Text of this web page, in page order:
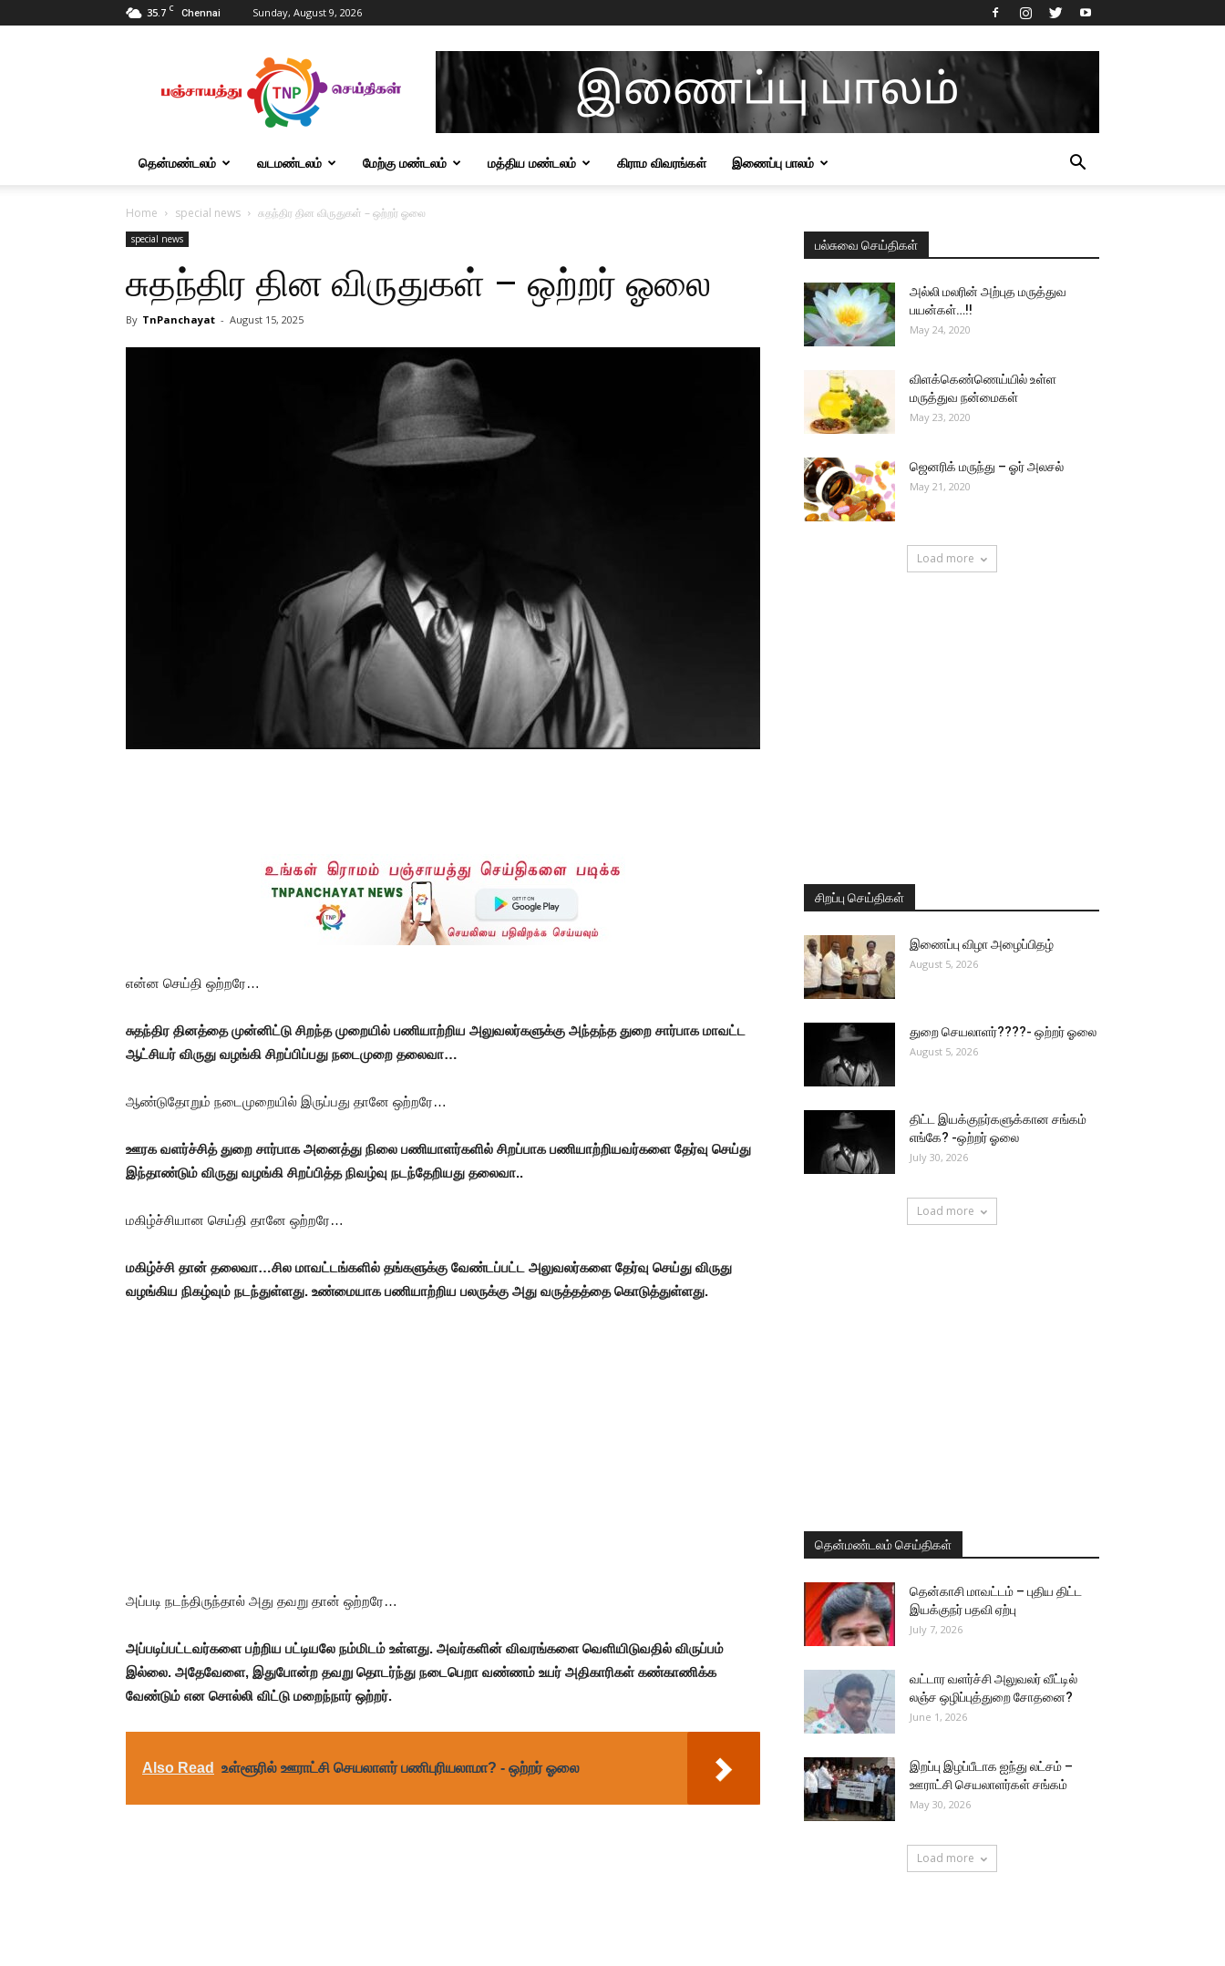
35.7 C Chennai Sunday, August 9, 2026
Tnpanchayat
தென்மண்டலம் வடமண்டலம் மேற்கு மண்டலம் மத்திய மண்டலம் கிராம விவரங்கள் இணைப்பு பாலம்
Home special news சுதந்திர தின விருதுகள் – ஒற்றர் ஓலை
special news
சுதந்திர தின விருதுகள் – ஒற்றர் ஓலை
By TnPanchayat - August 15, 2025
என்ன செய்தி ஒற்றரே…
சுதந்திர தினத்தை முன்னிட்டு சிறந்த முறையில் பணியாற்றிய அலுவலர்களுக்கு அந்தந்த துறை சார்பாக மாவட்ட
ஆட்சியர் விருது வழங்கி சிறப்பிப்பது நடைமுறை தலைவா…
ஆண்டுதோறும் நடைமுறையில் இருப்பது தானே ஒற்றரே…
ஊரக வளர்ச்சித் துறை சார்பாக அனைத்து நிலை பணியாளர்களில் சிறப்பாக பணியாற்றியவர்களை தேர்வு செய்து
இந்தாண்டும் விருது வழங்கி சிறப்பித்த நிவழ்வு நடந்தேறியது தலைவா..
மகிழ்ச்சியான செய்தி தானே ஒற்றரே…
மகிழ்ச்சி தான் தலைவா…சில மாவட்டங்களில் தங்களுக்கு வேண்டப்பட்ட அலுவலர்களை தேர்வு செய்து விருது
வழங்கிய நிகழ்வும் நடந்துள்ளது. உண்மையாக பணியாற்றிய பலருக்கு அது வருத்தத்தை கொடுத்துள்ளது.
அப்படி நடந்திருந்தால் அது தவறு தான் ஒற்றரே…
அப்படிப்பட்டவர்களை பற்றிய பட்டியலே நம்மிடம் உள்ளது. அவர்களின் விவரங்களை வெளியிடுவதில் விருப்பம்
இல்லை. அதேவேளை, இதுபோன்ற தவறு தொடர்ந்து நடைபெறா வண்ணம் உயர் அதிகாரிகள் கண்காணிக்க
வேண்டும் என சொல்லி விட்டு மறைந்நார் ஒற்றர்.
Also Read உள்ளூரில் ஊராட்சி செயலாளர் பணிபுரியலாமா? - ஒற்றர் ஓலை
பல்சுவை செய்திகள்
அல்லி மலரின் அற்புத மருத்துவ
பயன்கள்…!!
May 24, 2020
விளக்கெண்ணெய்யில் உள்ள
மருத்துவ நன்மைகள்
May 23, 2020
ஜெனரிக் மருந்து – ஓர் அலசல்
May 21, 2020
Load more
சிறப்பு செய்திகள்
இணைப்பு விழா அழைப்பிதழ்
August 5, 2026
துறை செயலாளர்????- ஒற்றர் ஓலை
August 5, 2026
திட்ட இயக்குநர்களுக்கான சங்கம்
எங்கே? -ஒற்றர் ஓலை
July 30, 2026
Load more
தென்மண்டலம் செய்திகள்
தென்காசி மாவட்டம் – புதிய திட்ட
இயக்குநர் பதவி ஏற்பு
July 7, 2026
வட்டார வளர்ச்சி அலுவலர் வீட்டில்
லஞ்ச ஒழிப்புத்துறை சோதனை?
June 1, 2026
இறப்பு இழப்பீடாக ஐந்து லட்சம் –
ஊராட்சி செயலாளர்கள் சங்கம்
May 30, 2026
Load more